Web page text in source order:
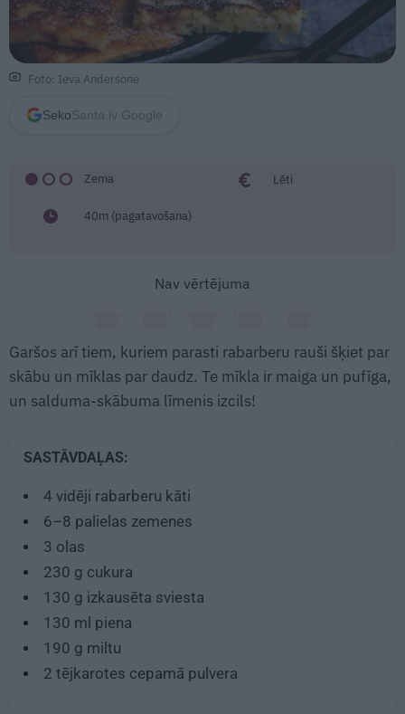
Foto: Ieva Andersone
Seko Santa.lv Google
Zema Lēti
40m (pagatavošana)
Nav vērtējuma
Garšos arī tiem, kuriem parasti rabarberu rauši šķiet par
skābu un mīklas par daudz. Te mīkla ir maiga un pufīga,
un salduma-skābuma līmenis izcils!
SASTĀVDAĻAS:
4 vidēji rabarberu kāti
6–8 palielas zemenes
3 olas
230 g cukura
130 g izkausēta sviesta
130 ml piena
190 g miltu
2 tējkarotes cepamā pulvera